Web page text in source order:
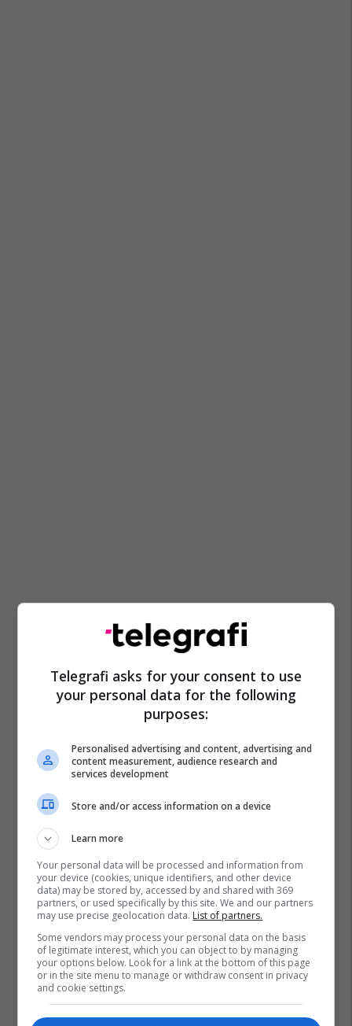
Korridori 8 Aleanca Për Shqiptarët - Ash
Telegrafi asks for your consent to use
your personal data for the following
purposes:
Personalised advertising and content, advertising and
content measurement, audience research and
services development
Store and/or access information on a device
Learn more
Your personal data will be processed and information from
your device (cookies, unique identifiers, and other device
data) may be stored by, accessed by and shared with 369
partners, or used specifically by this site. We and our partners
may use precise geolocation data. List of partners.
Some vendors may process your personal data on the basis
of legitimate interest, which you can object to by managing
your options below. Look for a link at the bottom of this page
or in the site menu to manage or withdraw consent in privacy
and cookie settings.